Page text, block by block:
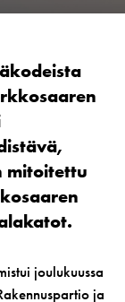
mitoitettu
joulukuussa
ja